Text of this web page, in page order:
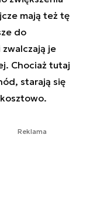
mają też tę
do
je
Chociaż tutaj
starają się
Reklama